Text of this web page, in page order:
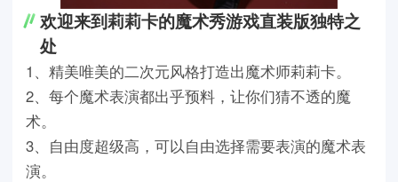
欢迎来到莉莉卡的魔术秀游戏直装版独特之
处
1、精美唯美的二次元风格打造出魔术师莉莉卡。
2、每个魔术表演都出乎预料，让你们猜不透的魔
术。
3、自由度超级高，可以自由选择需要表演的魔术表
演。